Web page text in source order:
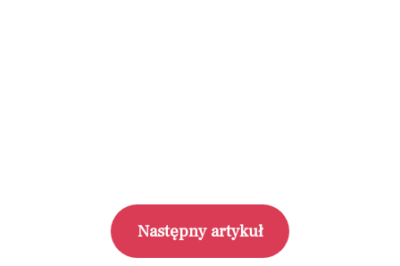
Następny artykuł